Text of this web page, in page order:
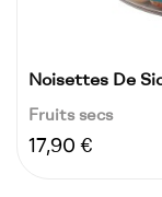
Noisettes De
Fruits secs
Prix
17,90 €